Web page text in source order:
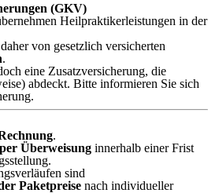
(GKV)
Heilpraktikerleistungen in der
von gesetzlich versicherten
.
eine Zusatzversicherung, die
abdeckt. Bitte informieren Sie sich
.
per Überweisung innerhalb einer Frist
sind
Paketpreise nach individueller